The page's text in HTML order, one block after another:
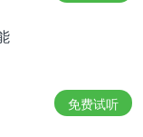
身定制高效实
学。扫一扫定
免费试听